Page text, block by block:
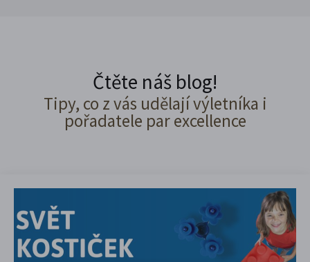
Čtěte náš blog!
Tipy, co z vás udělají výletníka i
pořadatele par excellence